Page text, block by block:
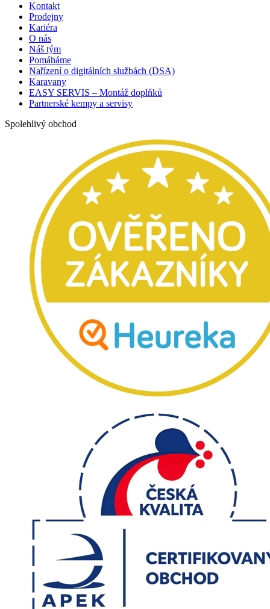
Kontakt
Prodejny
Kariéra
O nás
Náš tým
Pomáháme
Nařízení o digitálních službách (DSA)
Karavany
EASY SERVIS – Montáž doplňků
Partnerské kempy a servisy
Spolehlivý obchod